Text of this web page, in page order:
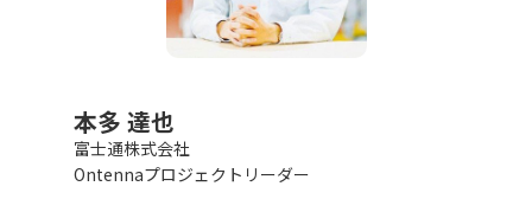
本多 達也
富士通株式会社
Ontennaプロジェクトリーダー